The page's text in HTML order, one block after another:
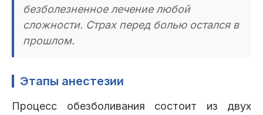
безболезненное лечение любой
сложности. Страх перед болью остался в
прошлом.
Этапы анестезии
Процесс обезболивания состоит из двух